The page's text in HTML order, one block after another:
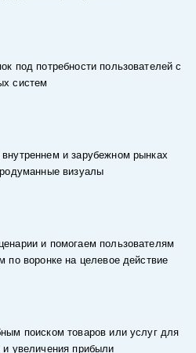
под потребности пользователей с
систем
и зарубежном рынках
визуалы
и помогаем пользователям
по воронке на целевое действие
поиском товаров или услуг для
увеличения прибыли